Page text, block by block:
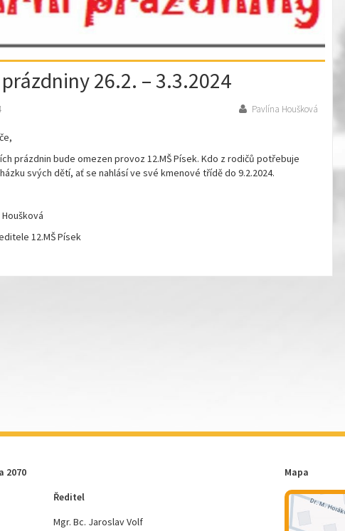
26.2. – 3.3.2024
Pavlína Houšková
prázdnin bude omezen provoz 12.MŠ Písek. Kdo z rodičů potřebuje
svých dětí, ať se nahlásí ve své kmenové třídě do 9.2.2024.
12.MŠ Písek
2070
Ředitel
Mgr. Bc. Jaroslav Volf
Mapa